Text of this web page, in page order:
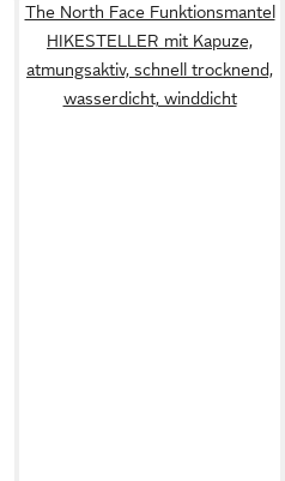
The North Face Funktionsmantel
HIKESTELLER mit Kapuze,
atmungsaktiv, schnell trocknend,
wasserdicht, winddicht